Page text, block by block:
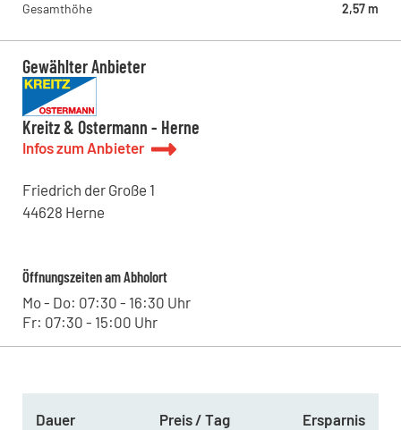
Gesamthöhe
2,57 m
Gewählter Anbieter
Kreitz & Ostermann - Herne
Infos zum Anbieter
Friedrich der Große 1
44628 Herne
Öffnungszeiten am Abholort
Mo - Do: 07:30 - 16:30 Uhr
Fr: 07:30 - 15:00 Uhr
Dauer Preis / Tag
Ersparnis